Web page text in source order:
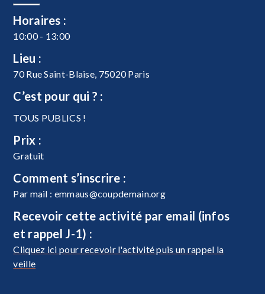
Horaires :
10:00 - 13:00
Lieu :
70 Rue Saint-Blaise, 75020 Paris
C’est pour qui ? :
TOUS PUBLICS !
Prix :
Gratuit
Comment s’inscrire :
Par mail : emmaus@coupdemain.org
Recevoir cette activité par email (infos
et rappel J-1) :
Cliquez ici pour recevoir l'activité puis un rappel la
veille